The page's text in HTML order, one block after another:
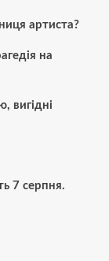
артиста?
на
вигідні
7 серпня.